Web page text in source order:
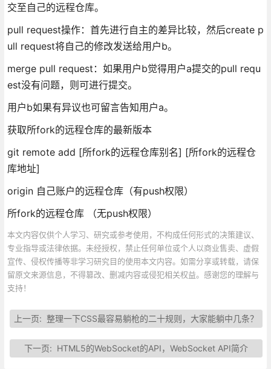
交至自己的远程仓库。
pull request操作：首先进行自主的差异比较，然后create p
ull request将自己的修改发送给用户b。
merge pull request：如果用户b觉得用户a提交的pull requ
est没有问题，则可进行提交。
用户b如果有异议也可留言告知用户a。
获取所fork的远程仓库的最新版本
git remote add [所fork的远程仓库别名] [所fork的远程仓
库地址]
origin 自己账户的远程仓库（有push权限）
所fork的远程仓库 （无push权限）
本文内容仅供个人学习、研究或参考使用，不构成任何形式的决策建议、
专业指导或法律依据。未经授权，禁止任何单位或个人以商业售卖、虚假
宣传、侵权传播等非学习研究目的使用本文内容。如需分享或转载，请保
留原文来源信息，不得篡改、删减内容或侵犯相关权益。感谢您的理解与
支持！
上一页: 整理一下CSS最容易躺枪的二十规则，大家能躺中几条？
下一页: HTML5的WebSocket的API，WebSocket API简介